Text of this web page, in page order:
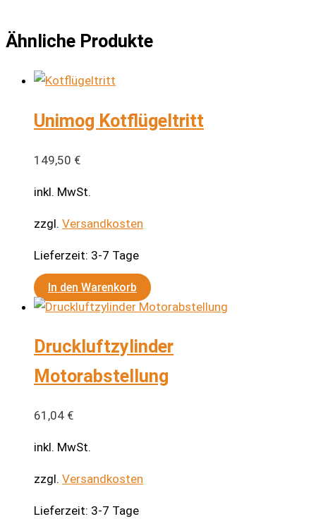
Ähnliche Produkte
Unimog Kotflügeltritt
149,50 €
inkl. MwSt.
zzgl. Versandkosten
Lieferzeit: 3-7 Tage
In den Warenkorb
Druckluftzylinder
Motorabstellung
61,04 €
inkl. MwSt.
zzgl. Versandkosten
Lieferzeit: 3-7 Tage